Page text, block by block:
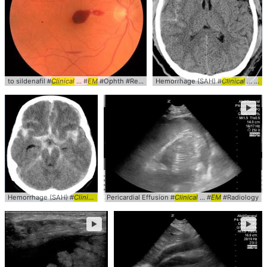
to sildenafil #Clinical ... #EM#Ophth #RetinalVeinOcclusion Hemorrhage (SAH) #Clinical ... #
Hemorrhage (SAH) #Clinical ... #EM#NSG #Radiology
Pericardial Effusion #Clinical ... #EM #Radiology
►
► ►